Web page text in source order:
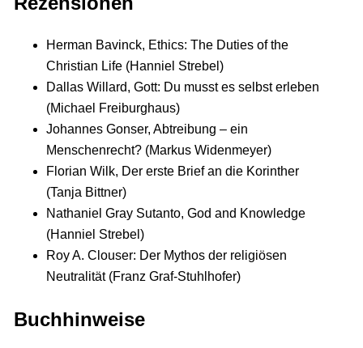
Herman Bavinck, Ethics: The Duties of the
Christian Life (Hanniel Strebel)
Dallas Willard, Gott: Du musst es selbst erleben
(Michael Freiburghaus)
Johannes Gonser, Abtreibung – ein
Menschenrecht? (Markus Widenmeyer)
Florian Wilk, Der erste Brief an die Korinther
(Tanja Bittner)
Nathaniel Gray Sutanto, God and Knowledge
(Hanniel Strebel)
Roy A. Clouser: Der Mythos der religiösen
Neutralität (Franz Graf-Stuhlhofer)
Buchhinweise